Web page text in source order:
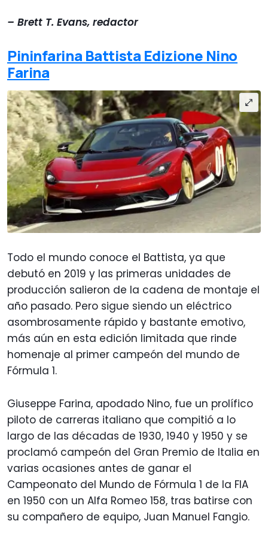
– Brett T. Evans, redactor
Pininfarina Battista Edizione Nino
Farina
Todo el mundo conoce el Battista, ya que
debutó en 2019 y las primeras unidades de
producción salieron de la cadena de montaje el
año pasado. Pero sigue siendo un eléctrico
asombrosamente rápido y bastante emotivo,
más aún en esta edición limitada que rinde
homenaje al primer campeón del mundo de
Fórmula 1.
Giuseppe Farina, apodado Nino, fue un prolífico
piloto de carreras italiano que compitió a lo
largo de las décadas de 1930, 1940 y 1950 y se
proclamó campeón del Gran Premio de Italia en
varias ocasiones antes de ganar el
Campeonato del Mundo de Fórmula 1 de la FIA
en 1950 con un Alfa Romeo 158, tras batirse con
su compañero de equipo, Juan Manuel Fangio.